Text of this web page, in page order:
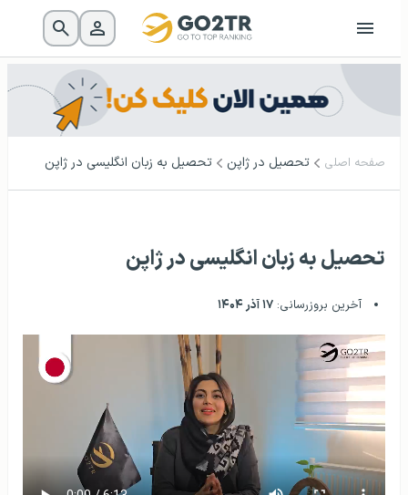
صفحه اصلی تحصیل در ژاپن تحصیل به زبان انگلیسی در ژاپن
تحصیل به زبان انگلیسی در ژاپن
آخرین بروزرسانی: ۱۷ آذر ۱۴۰۴